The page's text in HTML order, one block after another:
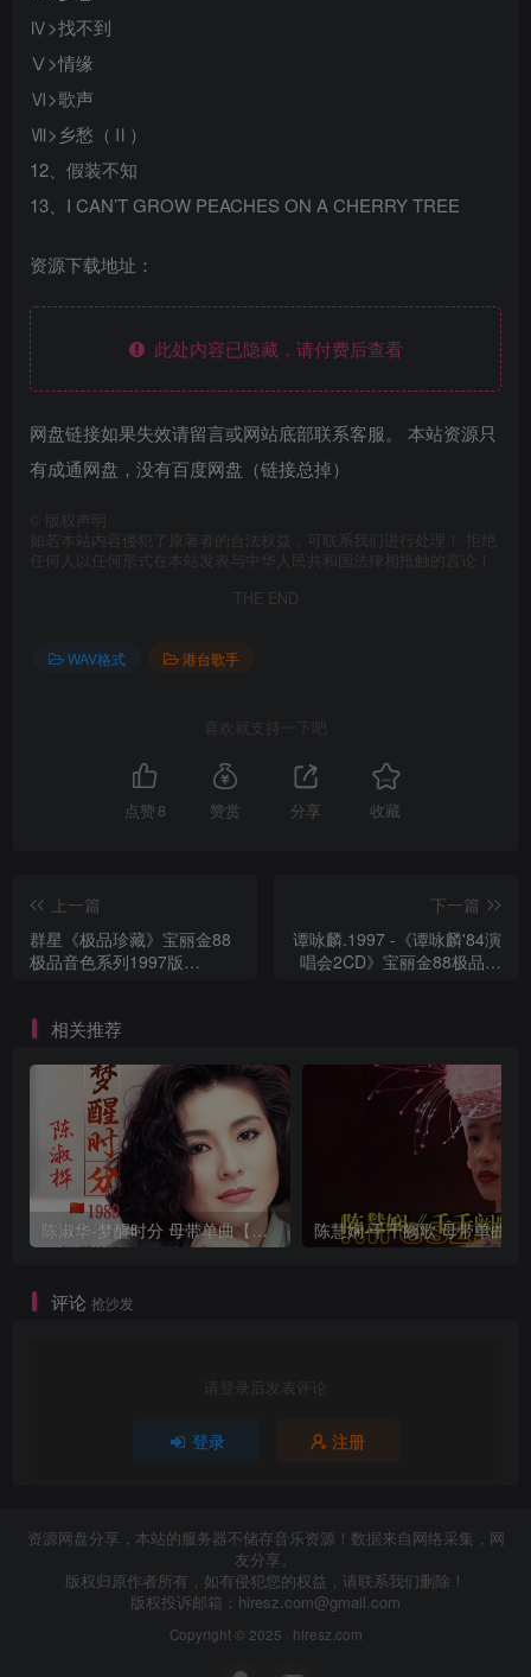
Ⅳ>找不到
Ⅴ>情缘
Ⅵ>歌声
Ⅶ>乡愁（Ⅱ）
12、假装不知
13、I CAN’T GROW PEACHES ON A CHERRY TREE
资源下载地址：
此处内容已隐藏，请付费后查看
网盘链接如果失效请留言或网站底部联系客服。 本站资源只
有成通网盘，没有百度网盘（链接总掉）
版权声明
如若本站内容侵犯了原著者的合法权益，可联系我们进行处理！ 拒绝
任何人以任何形式在本站发表与中华人民共和国法律相抵触的言论！
THE END
WAV格式 港台歌手
喜欢就支持一下吧
点赞 8 赞赏 分享 收藏
上一篇
群星《极品珍藏》宝丽金88
极品音色系列1997版
下一篇
谭咏麟.1997 -《谭咏麟'84演
唱会2CD》宝丽金88极品音
相关推荐
陈淑华-梦醒时分 母带单曲【试听】
评论 抢沙发
请登录后发表评论
登录 注册
资源网盘分享，本站的服务器不储存音乐资源！数据来自网络采集，网
友分享。
版权归原作者所有，如有侵犯您的权益，请联系我们删除！
版权投诉邮箱： hiresz.com@gmail.com
Copyright © 2025 · hiresz.com